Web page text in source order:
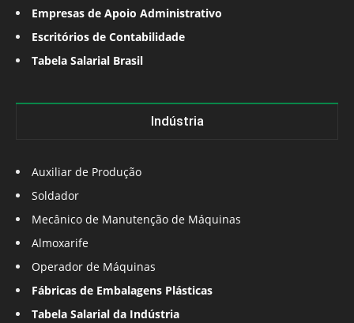
Empresas de Apoio Administrativo
Escritórios de Contabilidade
Tabela Salarial Brasil
Indústria
Auxiliar de Produção
Soldador
Mecânico de Manutenção de Máquinas
Almoxarife
Operador de Máquinas
Fábricas de Embalagens Plásticas
Tabela Salarial da Indústria